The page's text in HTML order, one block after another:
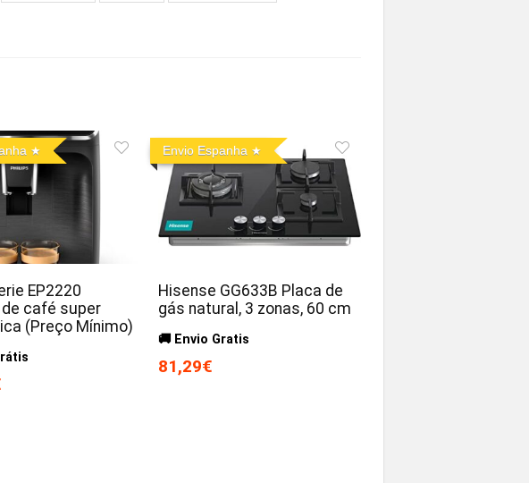
EP2220
de café super
(Preço Mínimo)
Envio Espanha
Hisense GG633B Placa de
gás natural, 3 zonas, 60 cm
🚚 Envio Gratis
81,29€